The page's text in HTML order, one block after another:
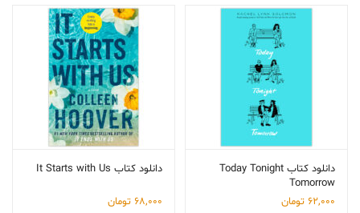
دانلود کتاب Today Tonight
Tomorrow
62,000 تومان
دانلود کتاب It Starts with Us
68,000 تومان